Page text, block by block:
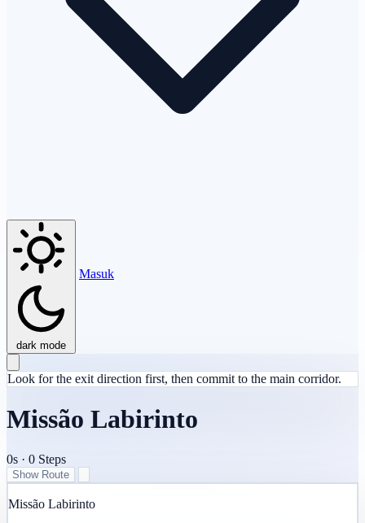
dark mode
Masuk
Look for the exit direction first, then commit to the main corridor.
Missão Labirinto
0s · 0 Steps
Show Route
Missão Labirinto